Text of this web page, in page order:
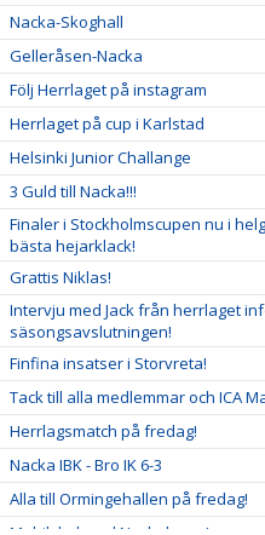
Nacka-Skoghall
Gelleråsen-Nacka
Följ Herrlaget på instagram
Herrlaget på cup i Karlstad
Helsinki Junior Challange
3 Guld till Nacka!!!
Finaler i Stockholmscupen nu i
bästa hejarklack!
Grattis Niklas!
Intervju med Jack från herrlaget
säsongsavslutningen!
Finfina insatser i Storvreta!
Tack till alla medlemmar och ICA
Herrlagsmatch på fredag!
Nacka IBK - Bro IK 6-3
Alla till Ormingehallen på fredag!